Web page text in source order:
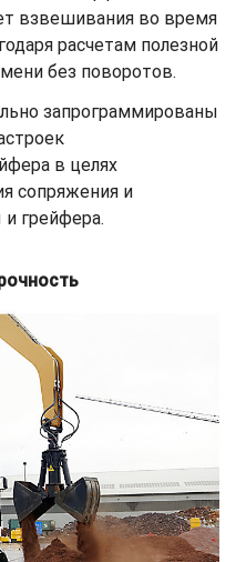
взвешивания во время
расчетам полезной
без поворотов.
запрограммированы
в целях
сопряжения и
грейфера.